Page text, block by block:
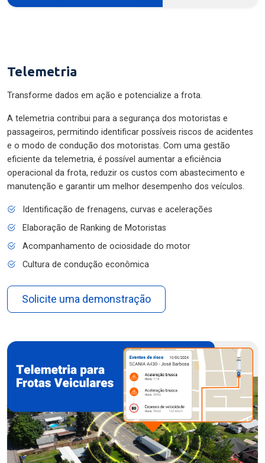
Telemetria
Transforme dados em ação e potencialize a frota.
A telemetria contribui para a segurança dos motoristas e
passageiros, permitindo identificar possíveis riscos de acidentes
e o modo de condução dos motoristas. Com uma gestão
eficiente da telemetria, é possível aumentar a eficiência
operacional da frota, reduzir os custos com abastecimento e
manutenção e garantir um melhor desempenho dos veículos.
Identificação de frenagens, curvas e acelerações
Elaboração de Ranking de Motoristas
Acompanhamento de ociosidade do motor
Cultura de condução econômica
Solicite uma demonstração